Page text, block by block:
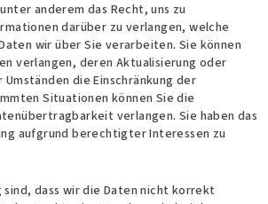
anderem das Recht, uns zu
darüber zu verlangen, welche
wir über Sie verarbeiten. Sie können
verlangen, deren Aktualisierung oder
die Einschränkung der
Situationen können Sie die
verlangen. Sie haben das
aufgrund berechtigter Interessen zu
sind, dass wir die Daten nicht korrekt